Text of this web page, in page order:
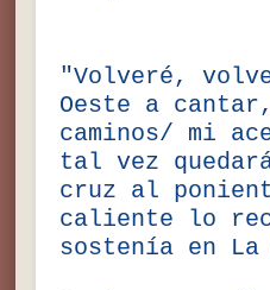
"Volveré,
Oeste a
caminos/ mi
tal vez
cruz al
caliente lo
sostenía en